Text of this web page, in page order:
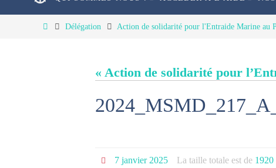
HomeDélégation Action de solidarité pour l'Entraide Marine au
« Action de solidarité pour
7 janvier 2025 La taille totale est de